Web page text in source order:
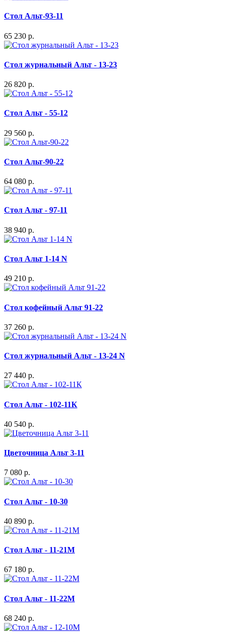
Стол Альт-93-11
65 230 р.
Стол журнальный Альт - 13-23
26 820 р.
Стол Альт - 55-12
29 560 р.
Стол Альт-90-22
64 080 р.
Стол Альт - 97-11
38 940 р.
Стол Альт 1-14 N
49 210 р.
Стол кофейный Альт 91-22
37 260 р.
Стол журнальный Альт - 13-24 N
27 440 р.
Стол Альт - 102-11К
40 540 р.
Цветочница Альт 3-11
7 080 р.
Стол Альт - 10-30
40 890 р.
Стол Альт - 11-21М
67 180 р.
Стол Альт - 11-22М
68 240 р.